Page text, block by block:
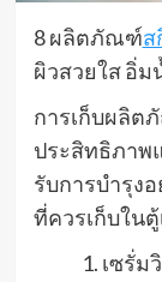
8 ผลิตภัณฑ์ส
ผิวสวยใส อิ่ม
การเก็บผลิต
ประสิทธิภาพ
รับการบำรุง
ที่ควรเก็บในตู้
เซรั่ม